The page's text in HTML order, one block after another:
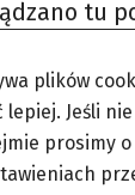
tu
podczas
roku
W
plików
lepiej. Jeśli
prosimy